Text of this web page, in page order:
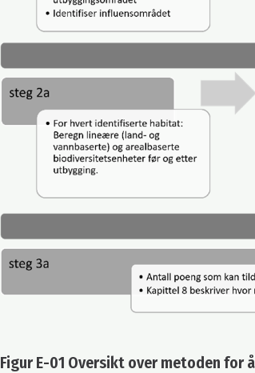
Figur E-01 Oversikt over metoden